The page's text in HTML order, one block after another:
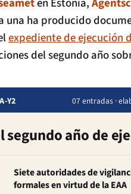
en Estonia,
ha producido
expediente de ejecución
del segundo año
Y2 07 entradas ·
segundo año de
Siete autoridades de
formales en virtud de la EAA